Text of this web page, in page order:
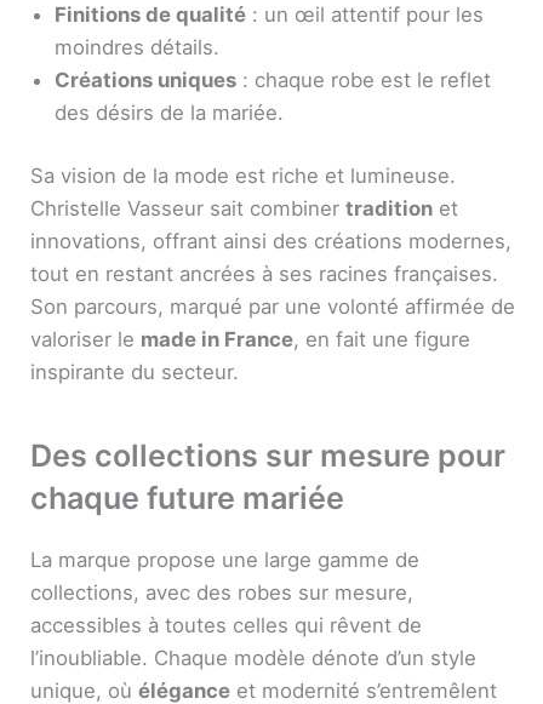
Finitions de qualité : un œil attentif pour les
moindres détails.
Créations uniques : chaque robe est le reflet
des désirs de la mariée.
Sa vision de la mode est riche et lumineuse.
Christelle Vasseur sait combiner tradition et
innovations, offrant ainsi des créations modernes,
tout en restant ancrées à ses racines françaises.
Son parcours, marqué par une volonté affirmée de
valoriser le made in France, en fait une figure
inspirante du secteur.
Des collections sur mesure pour
chaque future mariée
La marque propose une large gamme de
collections, avec des robes sur mesure,
accessibles à toutes celles qui rêvent de
l’inoubliable. Chaque modèle dénote d’un style
unique, où élégance et modernité s’entremêlent